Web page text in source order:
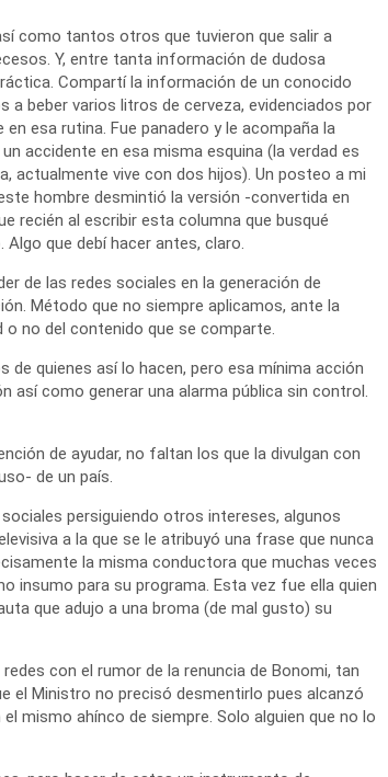
como tantos otros que tuvieron que salir a
Y, entre tanta información de dudosa
Compartí la información de un conocido
beber varios litros de cerveza, evidenciados por
esa rutina. Fue panadero y le acompaña la
accidente en esa misma esquina (la verdad es
actualmente vive con dos hijos). Un posteo a mi
hombre desmintió la versión -convertida en
recién al escribir esta columna que busqué
que debí hacer antes, claro.
de las redes sociales en la generación de
Método que no siempre aplicamos, ante la
no del contenido que se comparte.
de quienes así lo hacen, pero esa mínima acción
así como generar una alarma pública sin control.
de ayudar, no faltan los que la divulgan con
de un país.
persiguiendo otros intereses, algunos
a la que se le atribuyó una frase que nunca
la misma conductora que muchas veces
insumo para su programa. Esta vez fue ella quien
que adujo a una broma (de mal gusto) su
con el rumor de la renuncia de Bonomi, tan
el Ministro no precisó desmentirlo pues alcanzó
mismo ahínco de siempre. Solo alguien que no lo